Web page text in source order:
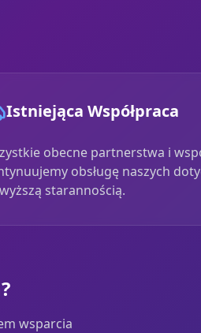
Istniejąca Współpraca
obecne partnerstwa i
obsługę naszych
starannością.
wsparcia